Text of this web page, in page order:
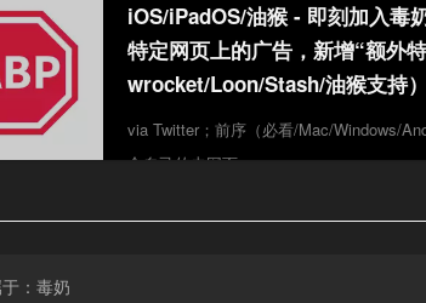
iOS/iPadOS/油猴 - 即刻加入毒
特定网页上的广告，新增“额外
wrocket/Loon/Stash/油猴支持）
via Twitter；前序（必看/Mac/Windows/
合自己的去网页...
：毒奶